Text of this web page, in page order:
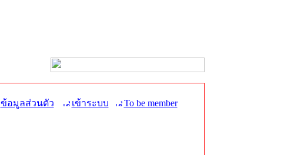
ข้อมูลส่วนตัว เข้าระบบ To be member